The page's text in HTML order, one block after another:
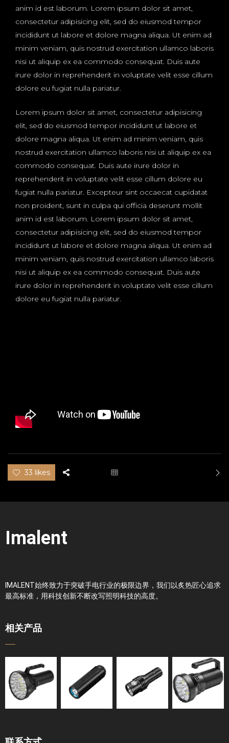
anim id est laborum. Lorem ipsum dolor sit amet,
consectetur adipisicing elit, sed do eiusmod tempor
incididunt ut labore et dolore magna aliqua. Ut enim ad
minim veniam, quis nostrud exercitation ullamco laboris
nisi ut aliquip ex ea commodo consequat. Duis aute
irure dolor in reprehenderit in voluptate velit esse cillum
dolore eu fugiat nulla pariatur.
Lorem ipsum dolor sit amet, consectetur adipisicing
elit, sed do eiusmod tempor incididunt ut labore et
dolore magna aliqua. Ut enim ad minim veniam, quis
nostrud exercitation ullamco laboris nisi ut aliquip ex ea
commodo consequat. Duis aute irure dolor in
reprehenderit in voluptate velit esse cillum dolore eu
fugiat nulla pariatur. Excepteur sint occaecat cupidatat
non proident, sunt in culpa qui officia deserunt mollit
anim id est laborum. Lorem ipsum dolor sit amet,
consectetur adipisicing elit, sed do eiusmod tempor
incididunt ut labore et dolore magna aliqua. Ut enim ad
minim veniam, quis nostrud exercitation ullamco laboris
nisi ut aliquip ex ea commodo consequat. Duis aute
irure dolor in reprehenderit in voluptate velit esse cillum
dolore eu fugiat nulla pariatur.
33 likes
Imalent
IMALENT始终致力于突破手电行业的极限边界，我们以炙热匠心追求
最高标准，用科技创新不断改写照明科技的高度。
相关产品